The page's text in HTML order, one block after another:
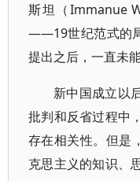
斯坦（Immanue
——19世纪范式的
提出之后，一直未
新中国成立以
批判和反省过程中
存在相关性。但是
克思主义的知识、